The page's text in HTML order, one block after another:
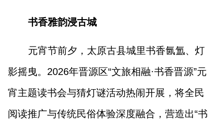
书香雅韵浸古城
元宵节前夕，太原古县城里书香氤氲、灯
影摇曳。2026年晋源区“文旅相融·书香晋源”元
宵主题读书会与猜灯谜活动热闹开展，将全民
阅读推广与传统民俗体验深度融合，营造出“书